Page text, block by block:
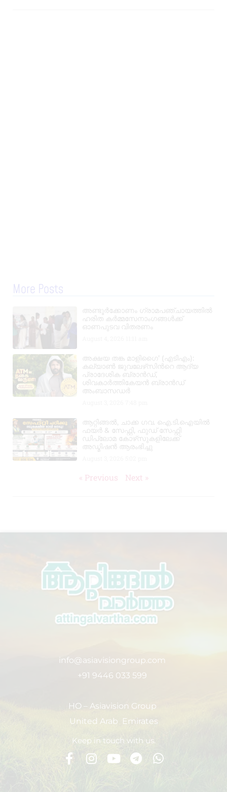
More Posts
അണ്ടൂർക്കോണം ഗ്രാമപഞ്ചായത്തിൽ
ഹരിത കർമ്മസേനാംഗങ്ങൾക്ക്
ഓണപുടവ വിതരണം
അക്ഷയ തങ്ക മാളിഗൈ’ (എടിഎം):
കല്യാണ്‍ ജുവലേഴ്‌സിന്‍റെ ആദ്യ
പ്രാദേശിക ബ്രാന്‍ഡ്,
ശിവകാര്‍ത്തികേയന്‍ ബ്രാന്‍ഡ്
അംബാസഡര്‍
ആറ്റിങ്ങൽ, ചാക്ക ഗവ. ഐ.ടി.ഐയിൽ
ഫയർ & സേഫ്റ്റി, ഫുഡ് സേഫ്റ്റി
ഡിപ്ലോമ കോഴ്‌സുകളിലേക്ക്
അഡ്മിഷൻ ആരംഭിച്ചു
« Previous Next »
info@asiavisiongroup.com
+91 9446 033 599
HO – Asiavision Group
United Arab Emirates
Keep in touch with us.